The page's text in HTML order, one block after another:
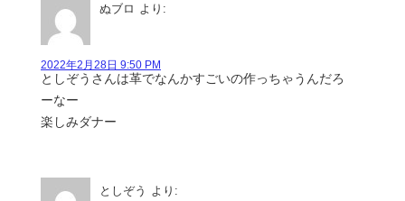
ぬブロ より:
2022年2月28日 9:50 PM
としぞうさんは革でなんかすごいの作っちゃうんだろ
ーなー
楽しみダナー
としぞう より: